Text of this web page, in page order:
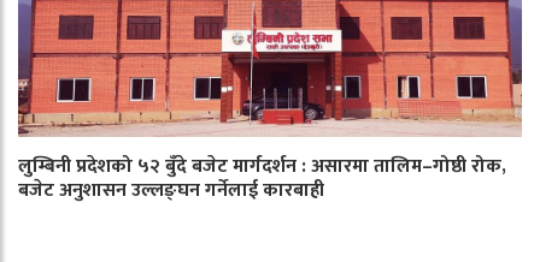
लुम्बिनी प्रदेशको ५२ बुँदे बजेट मार्गदर्शन : असारमा तालिम–गोष्ठी रोक,
बजेट अनुशासन उल्लङ्घन गर्नेलाई कारबाही